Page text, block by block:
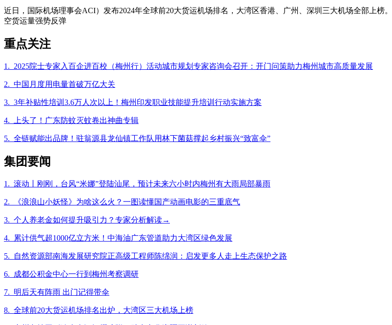
近日，国际机场理事会ACI）发布2024年全球前20大货运机场排名，大湾区香港、广州、深圳三大机场全部上榜
空货运量强势反弹
重点关注
1. 2025院士专家入百企进百校（梅州行）活动城市规划专家咨询会召开：开门问策助力梅州城市高质量发展
2. 中国月度用电量首破万亿大关
3. 3年补贴性培训3.6万人次以上！梅州印发职业技能提升培训行动实施方案
4. 上头了！广东防蚊灭蚊卷出神曲专辑
5. 全链赋能出品牌！驻翁源县龙仙镇工作队用林下菌菇撑起乡村振兴“致富伞”
集团要闻
1. 滚动丨刚刚，台风“米娜”登陆汕尾，预计未来六小时内梅州有大雨局部暴雨
2. 《浪浪山小妖怪》为啥这么火？一图读懂国产动画电影的三重底气
3. 个人养老金如何提升吸引力？专家分析解读→
4. 累计供气超1000亿立方米！中海油广东管道助力大湾区绿色发展
5. 自然资源部南海发展研究院正高级工程师陈绵润：启发更多人走上生态保护之路
6. 成都公积金中心一行到梅州考察调研
7. 明后天有阵雨 出门记得带伞
8. 全球前20大货运机场排名出炉，大湾区三大机场上榜